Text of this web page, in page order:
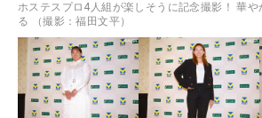
ホステスプロ4人組が楽しそうに記念撮影！ 華
る （撮影：福田文平）